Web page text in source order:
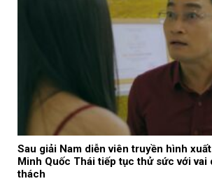
Sau giải Nam diễn viên truyền hình
Minh Quốc Thái tiếp tục thử sức với vai
thách